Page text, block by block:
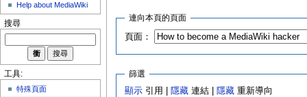
連向本頁的頁面
頁面：
篩選
顯示 引用 | 隱藏 連結 | 隱藏 重新導向
Help about MediaWiki
搜尋
工具:
特殊頁面